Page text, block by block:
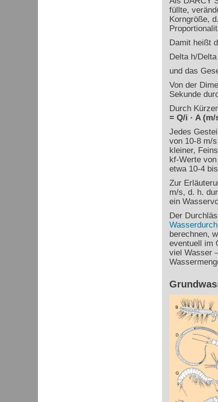
füllte,
Korngröße,
Damit heißt
Delta h/
und das
Von der
Sekunde
Durch
= Q/i · A (m/
Jedes
von 10-8m/s
kleiner,
kf-Werte von
etwa 10-4bis
Zur
m/s, d. h.
ein
Der
berechnen,
eventuell im
viel Wasser